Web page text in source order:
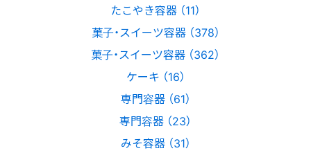
たこやき容器 （11）
菓子・スイーツ容器 （378）
菓子・スイーツ容器 （362）
ケーキ （16）
専門容器 （61）
専門容器 （23）
みそ容器 （31）